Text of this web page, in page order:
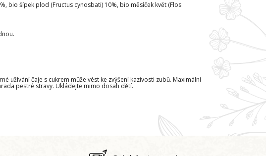
bio šípek plod (Fructus cynosbati) 10%, bio měsíček květ (Flos
užívání čaje s cukrem může vést ke zvýšení kazivosti zubů. Maximální
pestré stravy. Ukládejte mimo dosah dětí.